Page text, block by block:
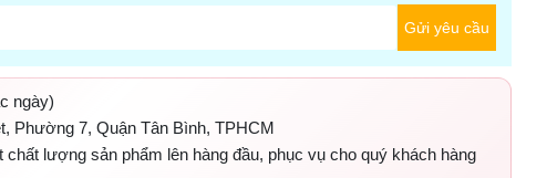
Gửi yêu cầu
ngày)
Phường 7, Quận Tân Bình, TPHCM
chất lượng sản phẩm lên hàng đầu, phục vụ cho quý khách hàng